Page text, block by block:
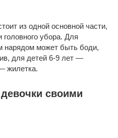
из одной основной части,
убора. Для
нарядом может быть боди,
для детей 6-9 лет —
жилетка.
своими